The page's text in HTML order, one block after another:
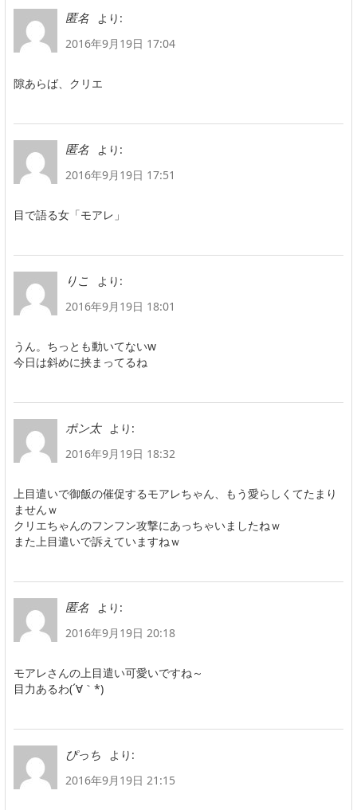
匿名
より:
2016年9月19日 17:04
隙あらば、クリエ
匿名
より:
2016年9月19日 17:51
目で語る女「モアレ」
りこ
より:
2016年9月19日 18:01
うん。ちっとも動いてないw
今日は斜めに挟まってるね
ポン太
より:
2016年9月19日 18:32
上目遣いで御飯の催促するモアレちゃん、もう愛らしくてたまり
ませんｗ
クリエちゃんのフンフン攻撃にあっちゃいましたねｗ
また上目遣いで訴えていますねｗ
匿名
より:
2016年9月19日 20:18
モアレさんの上目遣い可愛いですね～
目力あるわ(´∀｀*)
ぴっち
より:
2016年9月19日 21:15